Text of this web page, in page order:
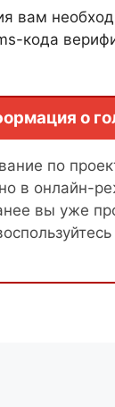
вам
кода
о
по
в онлайн-
вы уже